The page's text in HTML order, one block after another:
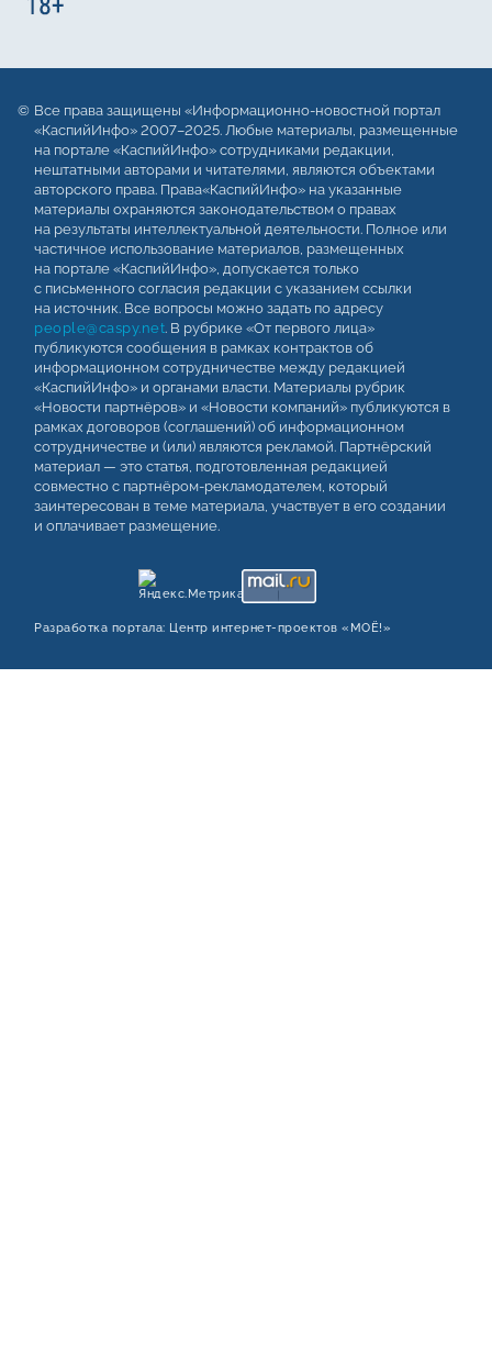
Все права защищены «Информационно-новостной портал
«КаспийИнфо» 2007–2025. Любые материалы, размещенные
на портале «КаспийИнфо» сотрудниками редакции,
нештатными авторами и читателями, являются объектами
авторского права. Права«КаспийИнфо» на указанные
материалы охраняются законодательством о правах
на результаты интеллектуальной деятельности. Полное или
частичное использование материалов, размещенных
на портале «КаспийИнфо», допускается только
с письменного согласия редакции с указанием ссылки
на источник. Все вопросы можно задать по адресу
people@caspy.net. В рубрике «От первого лица»
публикуются сообщения в рамках контрактов об
информационном сотрудничестве между редакцией
«КаспийИнфо» и органами власти. Материалы рубрик
«Новости партнёров» и «Новости компаний» публикуются в
рамках договоров (соглашений) об информационном
сотрудничестве и (или) являются рекламой. Партнёрский
материал — это статья, подготовленная редакцией
совместно с партнёром-рекламодателем, который
заинтересован в теме материала, участвует в его создании
и оплачивает размещение.
Разработка портала: Центр интернет‑проектов «МОЁ!»